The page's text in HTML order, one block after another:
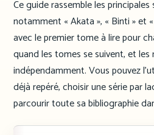
Ce guide rassemble les
notamment « Akata », « Binti » et
avec le premier tome à lire pour
quand les tomes se suivent, et
indépendamment. Vous pouvez
déjà repéré, choisir une série par
parcourir toute sa bibliographie